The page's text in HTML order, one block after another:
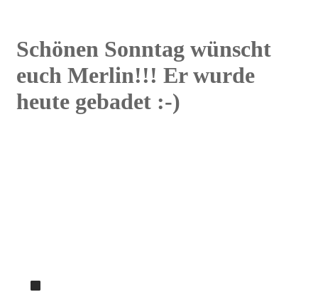
Schönen Sonntag wünscht
euch Merlin!!! Er wurde
heute gebadet :-)